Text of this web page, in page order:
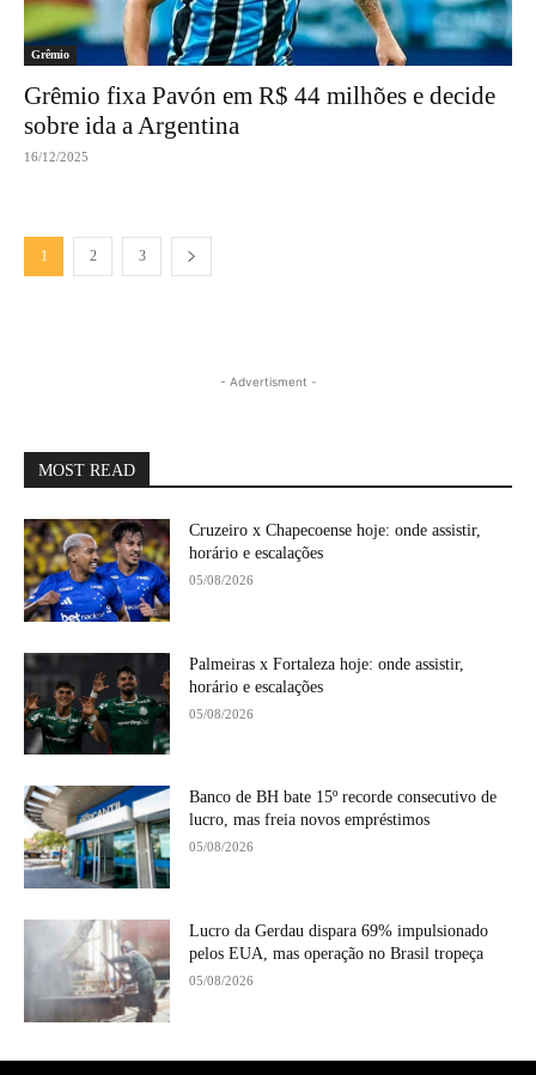
Grêmio
Grêmio fixa Pavón em R$ 44 milhões e decide
sobre ida a Argentina
16/12/2025
1 2 3
- Advertisment -
MOST READ
Cruzeiro x Chapecoense hoje: onde assistir,
horário e escalações
05/08/2026
Palmeiras x Fortaleza hoje: onde assistir,
horário e escalações
05/08/2026
Banco de BH bate 15º recorde consecutivo de
lucro, mas freia novos empréstimos
05/08/2026
Lucro da Gerdau dispara 69% impulsionado
pelos EUA, mas operação no Brasil tropeça
05/08/2026